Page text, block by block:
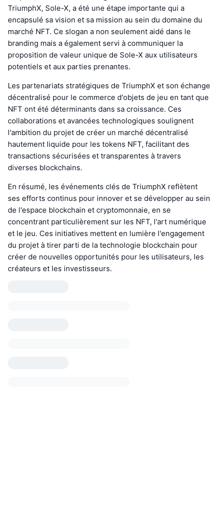
TriumphX, Sole-X, a été une étape importante qui a
encapsulé sa vision et sa mission au sein du domaine du
marché NFT. Ce slogan a non seulement aidé dans le
branding mais a également servi à communiquer la
proposition de valeur unique de Sole-X aux utilisateurs
potentiels et aux parties prenantes.
Les partenariats stratégiques de TriumphX et son échange
décentralisé pour le commerce d'objets de jeu en tant que
NFT ont été déterminants dans sa croissance. Ces
collaborations et avancées technologiques soulignent
l'ambition du projet de créer un marché décentralisé
hautement liquide pour les tokens NFT, facilitant des
transactions sécurisées et transparentes à travers
diverses blockchains.
En résumé, les événements clés de TriumphX reflètent
ses efforts continus pour innover et se développer au sein
de l'espace blockchain et cryptomonnaie, en se
concentrant particulièrement sur les NFT, l'art numérique
et le jeu. Ces initiatives mettent en lumière l'engagement
du projet à tirer parti de la technologie blockchain pour
créer de nouvelles opportunités pour les utilisateurs, les
créateurs et les investisseurs.